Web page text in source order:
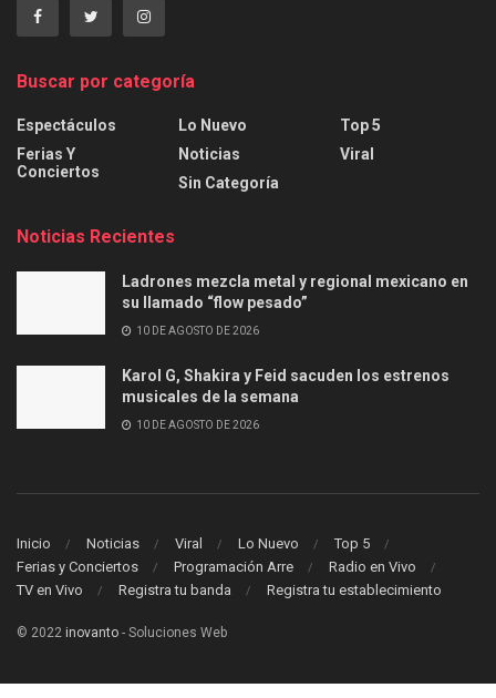
Buscar por categoría
Espectáculos
Ferias Y
Conciertos
Lo Nuevo
Noticias
Sin Categoría
Top 5
Viral
Noticias Recientes
Ladrones mezcla metal y regional mexicano en
su llamado “flow pesado”
10 DE AGOSTO DE 2026
Karol G, Shakira y Feid sacuden los estrenos
musicales de la semana
10 DE AGOSTO DE 2026
Inicio Noticias Viral Lo Nuevo
Top 5
Ferias y Conciertos
Programación Arre
Radio en Vivo
TV en Vivo
Registra tu banda Registra tu establecimiento
© 2022 inovanto - Soluciones Web